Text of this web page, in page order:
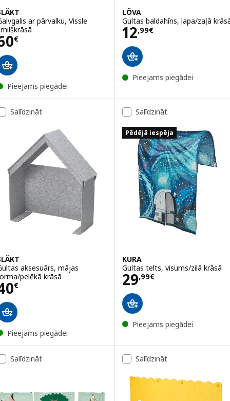
ar pārvalku, Vissle
€ 60€
Pieejams piegādei
LÖVA
Gultas baldahīns, lapa/zaļā
12,99€
Cena 12,99€
Pieejams piegādei
Salīdzināt
aksesuārs, mājas
pelēkā krāsā
€ 40€
Pieejams piegādei
Salīdzināt
Pēdējā iespēja
KURA
Gultas telts, visums/zilā krāsā
29,99€
Cena 29,99€
Pieejams piegādei
Salīdzināt Salīdzināt